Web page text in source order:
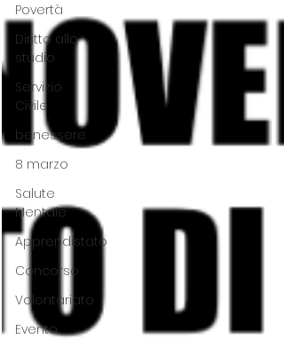
Povertà
Diritto allo
studio
Servizio
Civile
benessere
8 marzo
Salute
Mentale
Apprendistato
Concorso
Volontariato
Evento